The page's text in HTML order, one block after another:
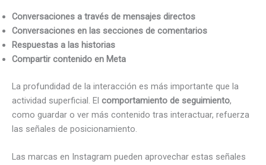
Conversaciones a través de mensajes directos
Conversaciones en las secciones de comentarios
Respuestas a las historias
Compartir contenido en Meta
La profundidad de la interacción es más importante que la
actividad superficial. El comportamiento de seguimiento,
como guardar o ver más contenido tras interactuar, refuerza
las señales de posicionamiento.
Las marcas en Instagram pueden aprovechar estas señales